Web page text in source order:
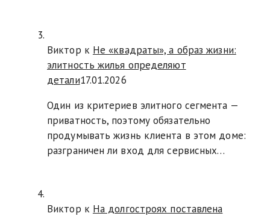
Виктор к Не «квадраты», а образ жизни:
элитность жилья определяют
детали17.01.2026
Один из критериев элитного сегмента —
приватность, поэтому обязательно
продумывать жизнь клиента в этом доме:
разграничен ли вход для сервисных…
Виктор к На долгостроях поставлена